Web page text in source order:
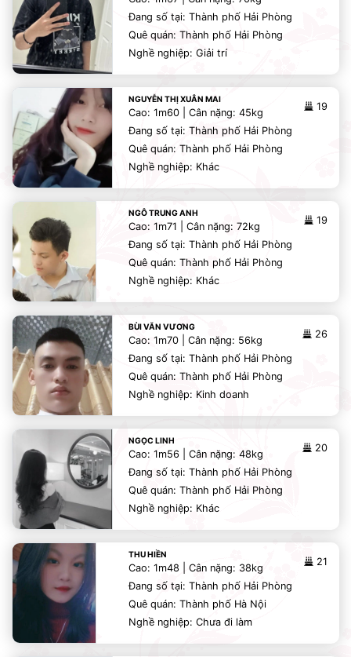
Đang số tại: Thành phố Hải Phòng
Quê quán: Thành phố Hải Phòng
Nghề nghiệp: Giải trí
NGUYỄN THỊ XUÂN MAI
19
Cao: 1m60 | Cân nặng: 45kg
Đang số tại: Thành phố Hải Phòng
Quê quán: Thành phố Hải Phòng
Nghề nghiệp: Khác
NGÔ TRUNG ANH
19
Cao: 1m71 | Cân nặng: 72kg
Đang số tại: Thành phố Hải Phòng
Quê quán: Thành phố Hải Phòng
Nghề nghiệp: Khác
BÙI VĂN VƯƠNG
26
Cao: 1m70 | Cân nặng: 56kg
Đang số tại: Thành phố Hải Phòng
Quê quán: Thành phố Hải Phòng
Nghề nghiệp: Kinh doanh
NGỌC LINH
20
Cao: 1m56 | Cân nặng: 48kg
Đang số tại: Thành phố Hải Phòng
Quê quán: Thành phố Hải Phòng
Nghề nghiệp: Khác
THU HIỀN
21
Cao: 1m48 | Cân nặng: 38kg
Đang số tại: Thành phố Hải Phòng
Quê quán: Thành phố Hà Nội
Nghề nghiệp: Chưa đi làm